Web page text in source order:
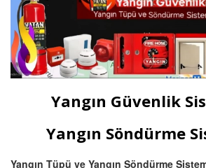
Yangın Güvenlik
Yangın Söndürme
Yangın Tüpü ve Yangın Söndürme